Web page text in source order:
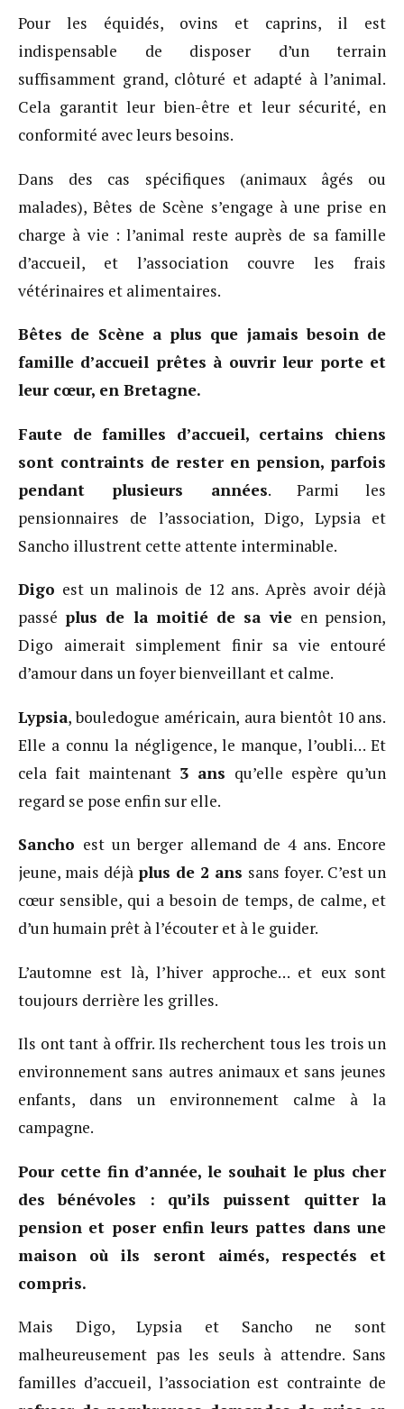
Pour les équidés, ovins et caprins, il est
indispensable de disposer d’un terrain
suffisamment grand, clôturé et adapté à l’animal.
Cela garantit leur bien-être et leur sécurité, en
conformité avec leurs besoins.
Dans des cas spécifiques (animaux âgés ou
malades), Bêtes de Scène s’engage à une prise en
charge à vie : l’animal reste auprès de sa famille
d’accueil, et l’association couvre les frais
vétérinaires et alimentaires.
Bêtes de Scène a plus que jamais besoin de
famille d’accueil prêtes à ouvrir leur porte et
leur cœur, en Bretagne.
Faute de familles d’accueil, certains chiens
sont contraints de rester en pension, parfois
pendant plusieurs années. Parmi les
pensionnaires de l’association, Digo, Lypsia et
Sancho illustrent cette attente interminable.
Digo est un malinois de 12 ans. Après avoir déjà
passé plus de la moitié de sa vie en pension,
Digo aimerait simplement finir sa vie entouré
d’amour dans un foyer bienveillant et calme.
Lypsia, bouledogue américain, aura bientôt 10 ans.
Elle a connu la négligence, le manque, l’oubli… Et
cela fait maintenant 3 ans qu’elle espère qu’un
regard se pose enfin sur elle.
Sancho est un berger allemand de 4 ans. Encore
jeune, mais déjà plus de 2 ans sans foyer. C’est un
cœur sensible, qui a besoin de temps, de calme, et
d’un humain prêt à l’écouter et à le guider.
L’automne est là, l’hiver approche… et eux sont
toujours derrière les grilles.
Ils ont tant à offrir. Ils recherchent tous les trois un
environnement sans autres animaux et sans jeunes
enfants, dans un environnement calme à la
campagne.
Pour cette fin d’année, le souhait le plus cher
des bénévoles : qu’ils puissent quitter la
pension et poser enfin leurs pattes dans une
maison où ils seront aimés, respectés et
compris.
Mais Digo, Lypsia et Sancho ne sont
malheureusement pas les seuls à attendre. Sans
familles d’accueil, l’association est contrainte de